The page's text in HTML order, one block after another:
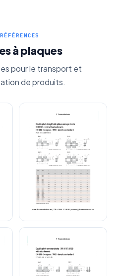
à plaques
pour le transport et
de produits.
plaque droite patte